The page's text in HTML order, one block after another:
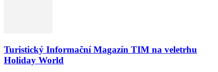
Turistický Informační Magazín TIM na veletrhu
Holiday World